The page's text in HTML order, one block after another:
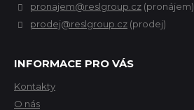
pronajem@reslgroup.cz (pronájem)
prodej@reslgroup.cz (prodej)
INFORMACE PRO VÁS
Kontakty
O nás